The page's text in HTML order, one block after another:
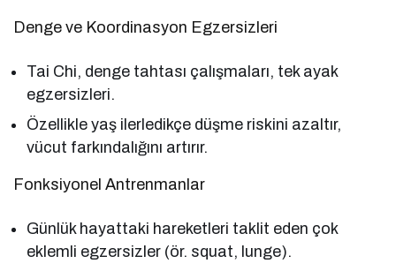
Denge ve Koordinasyon Egzersizleri
Tai Chi, denge tahtası çalışmaları, tek ayak
egzersizleri.
Özellikle yaş ilerledikçe düşme riskini azaltır,
vücut farkındalığını artırır.
Fonksiyonel Antrenmanlar
Günlük hayattaki hareketleri taklit eden çok
eklemli egzersizler (ör. squat, lunge).